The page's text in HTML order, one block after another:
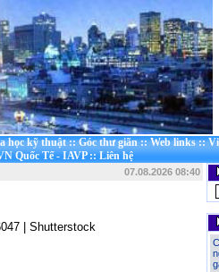
học kỹ thuật::Góc thư giãn::Web links::
Quốc Tế - IAVP::Liên hệ
07.08.2026 08:40